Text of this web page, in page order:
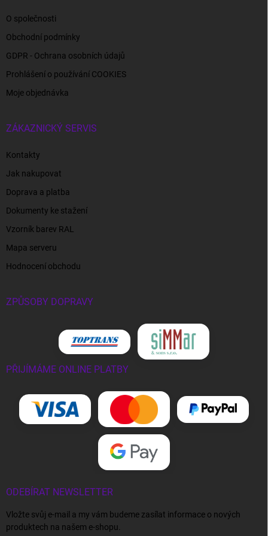
O společnosti
Obchodní podmínky
GDPR - Ochrana osobních údajů
Prohlášení o používání COOKIES
Moje objednávka
ZÁKAZNICKÝ SERVIS
Kontakty
Jak nakupovat
Doprava a platba
Dokumenty ke stažení
Vzorník barev RAL
Mapa serveru
Hodnocení obchodu
ZPŮSOBY DOPRAVY
PŘIJÍMÁME ONLINE PLATBY
ODEBÍRAT NEWSLETTER
Vložte svůj e-mail a my vám budeme zasílat informace o nových
produktech na našem e-shopu.